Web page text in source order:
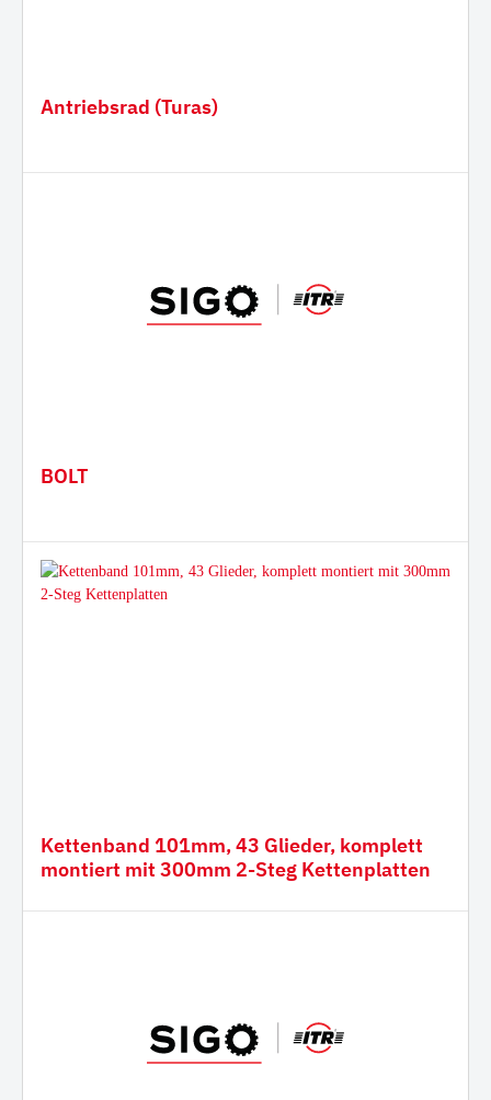
Antriebsrad (Turas)
BOLT
Kettenband 101mm, 43 Glieder, komplett
montiert mit 300mm 2-Steg Kettenplatten